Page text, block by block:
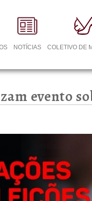
NOTÍCIAS COLETIVO DE
evento